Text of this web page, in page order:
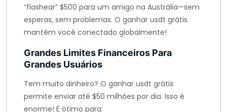
“flashear” $500 para um amigo na Austrália—sem
esperas, sem problemas. O ganhar usdt grátis
mantém você conectado globalmente!
Grandes Limites Financeiros Para
Grandes Usuários
Tem muito dinheiro? O ganhar usdt grátis
permite enviar até $50 milhões por dia. Isso é
enorme! É ótimo para: